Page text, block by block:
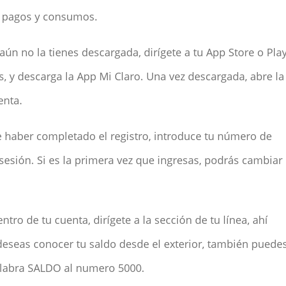
y consumos.
no la tienes descargada, dirígete a tu App Store o
y descarga la App Mi Claro. Una vez descargada, abre la
haber completado el registro, introduce tu número de
Si es la primera vez que ingresas, podrás cambiar
de tu cuenta, dirígete a la sección de tu línea, ahí
conocer tu saldo desde el exterior, también
SALDO al numero 5000.